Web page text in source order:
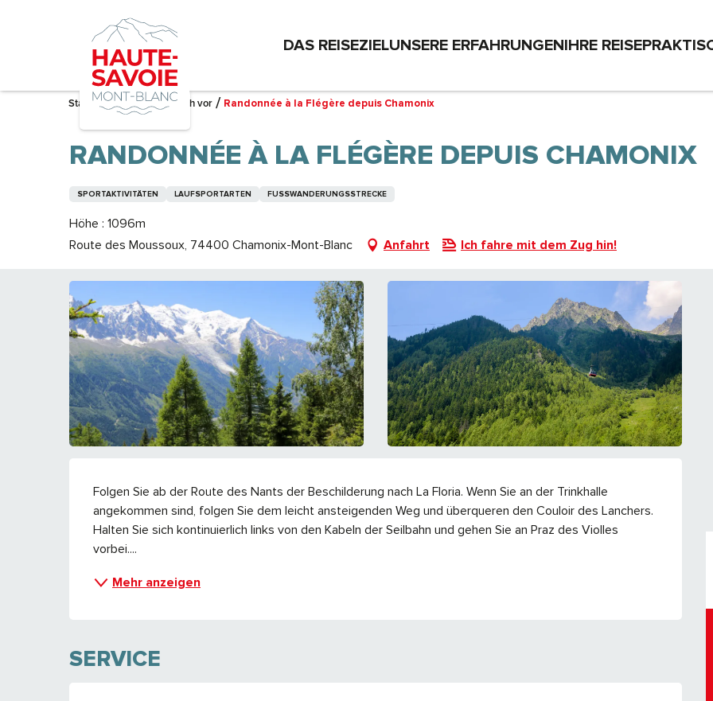
DAS REISEZIELUNSERE ERFAHRUNGENIHRE REISE
Startseite – Ich bereite mich vor Randonnée à la Flégère depuis Chamonix
RANDONNÉE À LA FLÉGÈRE DEPUIS CHAMONIX
SPORTAKTIVITÄTEN LAUFSPORTARTEN FUSSWANDERUNGSSTRECKE
Höhe : 1096m
Route des Moussoux, 74400 Chamonix-Mont-Blanc
Anfahrt Ich fahre mit dem Zug hin!
BESCHREIBUNG
Folgen Sie ab der Route des Nants der Beschilderung nach La Floria. Wenn Sie an der Trinkhalle
angekommen sind, folgen Sie dem leicht ansteigenden Weg und überqueren den Couloir des Lanchers.
Halten Sie sich kontinuierlich links von den Kabeln der Seilbahn und gehen Sie an Praz des Violles
vorbei....
Mehr anzeigen
SERVICE